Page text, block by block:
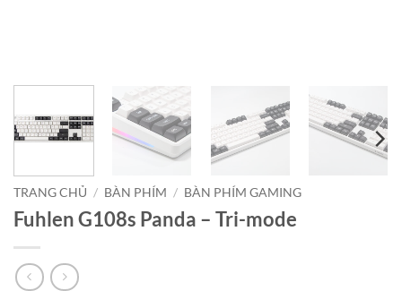
TRANG CHỦ / BÀN PHÍM / BÀN PHÍM GAMING
Fuhlen G108s Panda – Tri-mode